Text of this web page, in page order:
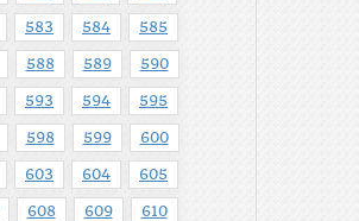
583 584 585
588 589 590
593 594 595
598 599 600
603 604 605
608 609 610